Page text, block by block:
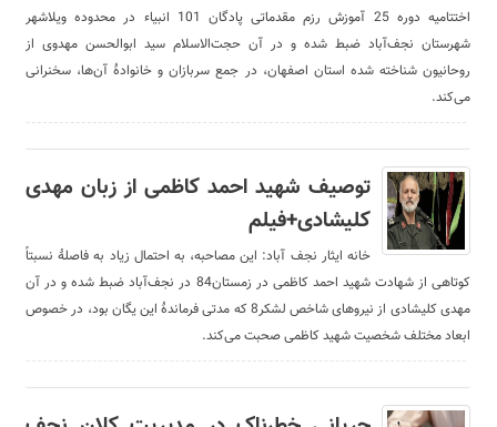
اختتامیه دوره 25 آموزش رزم مقدماتی پادگان 101 انبیاء در محدوده ویلاشهر
شهرستان نجف‌آباد ضبط شده و در آن حجت‌الاسلام سید ابوالحسن مهدوی از
روحانیون شناخته شده استان اصفهان، در جمع سربازان و خانوادۀ آن‌ها، سخنرانی
می‌کند.
توصیف شهید احمد کاظمی از زبان مهدی
کلیشادی+فیلم
خانه ایثار نجف آباد: این مصاحبه، به احتمال زیاد به فاصلۀ نسبتاً
کوتاهی از شهادت شهید احمد کاظمی در زمستان84 در نجف‌آباد ضبط شده و در آن
مهدی کلیشادی از نیروهای شاخص لشکر8 که مدتی فرماندۀ این یگان بود، در خصوص
ابعاد مختلف شخصیت شهید کاظمی صحبت می‌کند.